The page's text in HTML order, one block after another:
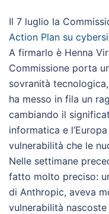
Il 7 luglio la
Action Plan su
A firmarlo è Henna
Commissione porta
sovranità
ha messo in fila un
cambiando il
informatica e
vulnerabilità che le
Nelle settimane
fatto molto preciso:
di Anthropic, aveva
vulnerabilità